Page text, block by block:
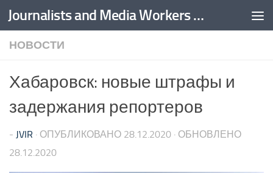
Перейти к содержимому Journalists and Media Workers United
НОВОСТИ
Хабаровск: новые штрафы и
задержания репортеров
- JVIR · ОПУБЛИКОВАНО 28.12.2020 · ОБНОВЛЕНО
28.12.2020